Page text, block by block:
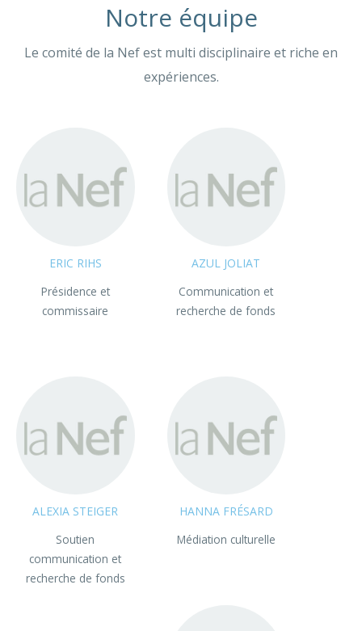
Notre équipe
Le comité de la Nef est multi disciplinaire et riche en
expériences.
ERIC RIHS
Présidence et
commissaire
AZUL JOLIAT
Communication et
recherche de fonds
ALEXIA STEIGER
Soutien
communication et
recherche de fonds
HANNA FRÉSARD
Médiation culturelle